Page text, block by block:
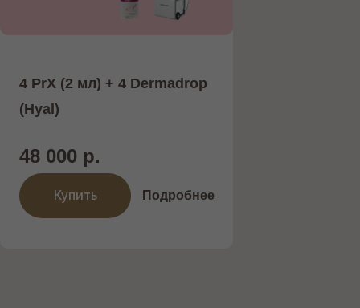
Подробнее
48 000 р.
4 PrX (2 мл) + 4 Dermadrop
(Hyal)
Купить